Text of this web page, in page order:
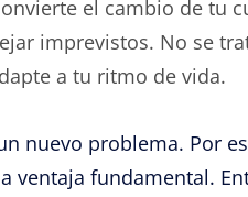
el cambio de tu
imprevistos. No se
a tu ritmo de vida.
nuevo problema. Por
ventaja fundamental.